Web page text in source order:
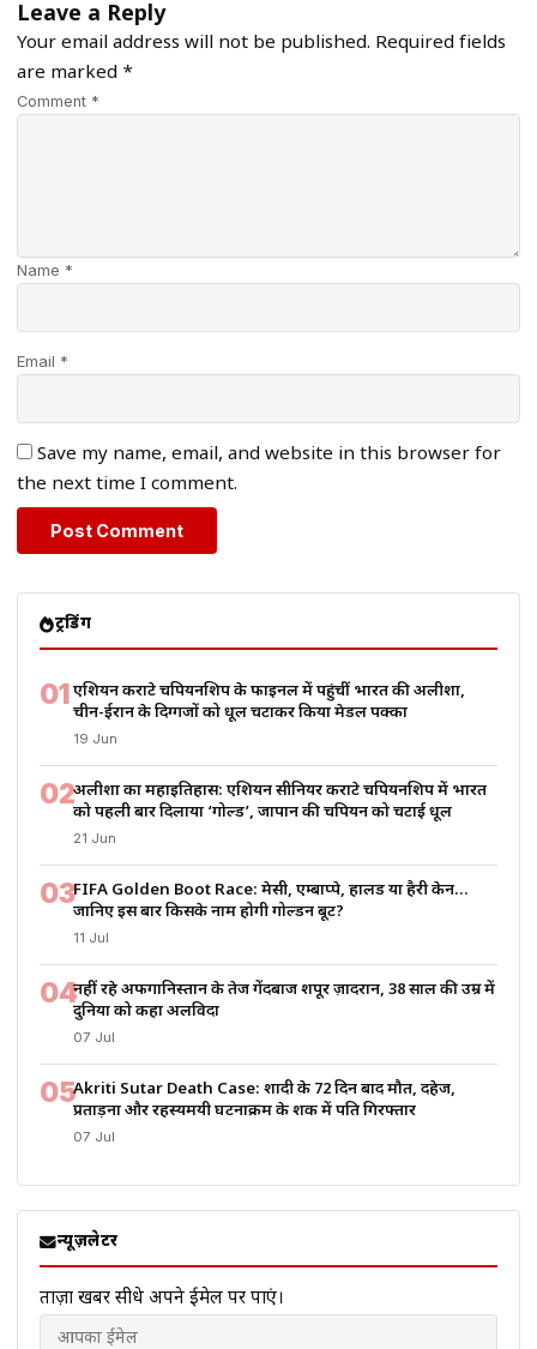
Leave a Reply
Your email address will not be published. Required fields
are marked *
Comment *
Name *
Email *
Save my name, email, and website in this browser for
the next time I comment.
ट्रेंडिंग
01एशियन कराटे चैंपियनशिप के फाइनल में पहुंचीं भारत की अलीशा,
चीन-ईरान के दिग्गजों को धूल चटाकर किया मेडल पक्का
19 Jun
02अलीशा का महाइतिहास: एशियन सीनियर कराटे चैंपियनशिप में भारत
को पहली बार दिलाया ‘गोल्ड’, जापान की चैंपियन को चटाई धूल
21 Jun
03FIFA Golden Boot Race: मेसी, एम्बाप्पे, हालैंड या हैरी केन…
जानिए इस बार किसके नाम होगी गोल्डन बूट?
11 Jul
04नहीं रहे अफगानिस्तान के तेज गेंदबाज शपूर ज़ादरान, 38 साल की उम्र में
दुनिया को कहा अलविदा
07 Jul
05Akriti Sutar Death Case: शादी के 72 दिन बाद मौत, दहेज,
प्रताड़ना और रहस्यमयी घटनाक्रम के शक में पति गिरफ्तार
07 Jul
न्यूज़लेटर
ताज़ा खबरें सीधे अपने ईमेल पर पाएं।